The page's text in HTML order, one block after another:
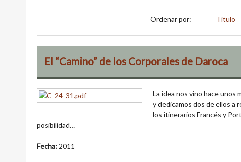
Ordenar por: Título
El “Camino” de los Corporales de Daroca
La idea nos vino hace unos
y dedicamos dos de ellos a
los itinerarios Francés y
posibilidad…
Fecha: 2011